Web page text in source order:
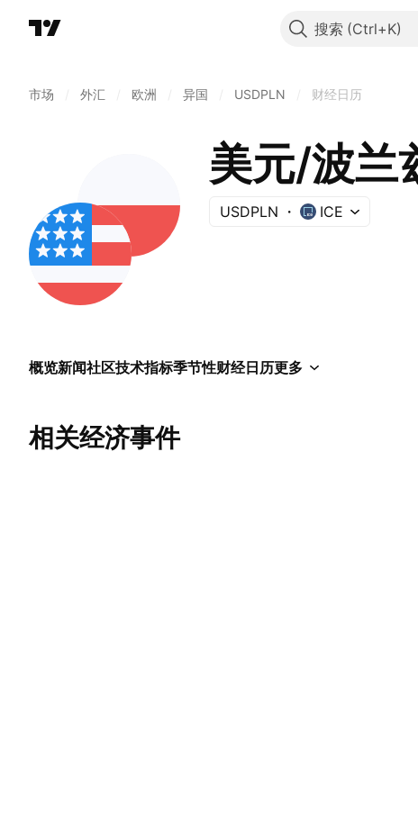
搜索
市场 外汇 欧洲 异国 USDPLN 财经日历
美元/波兰
USDPLN ICE
概览新闻社区技术指标季节性财经日历更多
相关经济事件